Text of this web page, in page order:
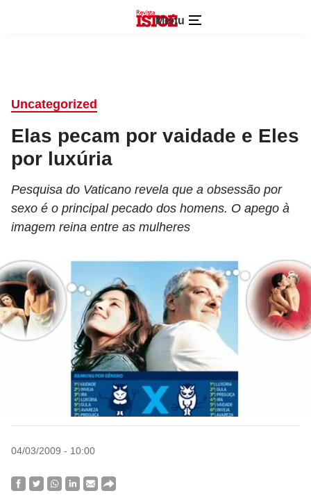
Menu
Uncategorized
Elas pecam por vaidade e Eles
por luxúria
Pesquisa do Vaticano revela que a obsessão por
sexo é o principal pecado dos homens. O apego à
imagem reina entre as mulheres
04/03/2009 - 10:00